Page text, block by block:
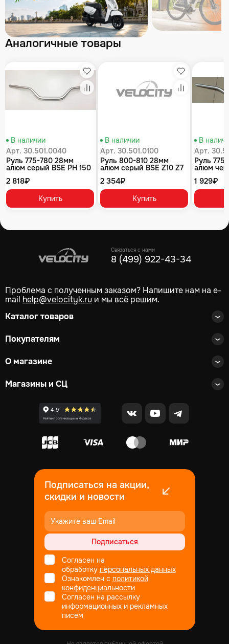
Аналогичные товары
Избранное
Сравнение
В наличии
Арт. 30.501.0040
Руль 775-780 28мм
алюм серый BSE PH 150
2 818₽
Купить
Избранное
Сравнение
В наличии
Арт. 30.501.0100
Руль 800-810 28мм
алюм серый BSE Z10 Z7
2 354₽
Купить
В
Арт.
Руль
алюм
1 929₽
Связаться с нами
8 (499) 922-43-34
Проблема с полученным заказом? Напишите нам на e-
mail help@velocityk.ru и мы всё решим.
Каталог товаров
Покупателям
О магазине
Магазины и СЦ
Подписаться на акции,
скидки и новости
Подписаться
Согласен на
обработку персональных данных
Ознакомлен с политикой
конфиденциальности
Согласен на рассылку
информационных и рекламных
писем